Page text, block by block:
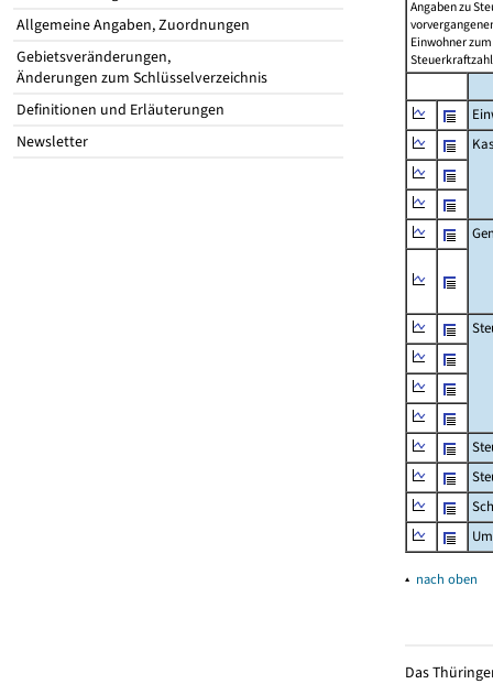
Allgemeine Angaben, Zuordnungen
Gebietsveränderungen,
Änderungen zum Schlüsselverzeichnis
Definitionen und Erläuterungen
Newsletter
Angaben zu
Einwohner
▴ nach oben
Das